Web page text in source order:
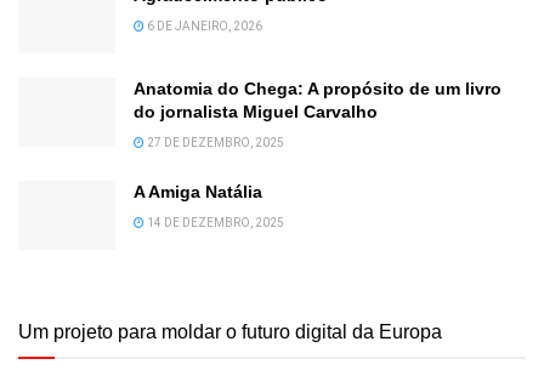
6 DE JANEIRO, 2026
Anatomia do Chega: A propósito de um livro
do jornalista Miguel Carvalho
27 DE DEZEMBRO, 2025
A Amiga Natália
14 DE DEZEMBRO, 2025
Um projeto para moldar o futuro digital da Europa